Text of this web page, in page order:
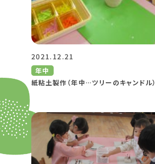
2021.12.21
年中
紙粘土製作（年中…ツリーのキャンドル）